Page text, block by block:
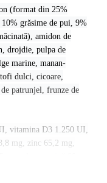
(format din 25%
grăsime de pui, 9%
amidon de
drojdie, pulpa de
marine, manan-
dulci, cicoare,
patrunjel, frunze de
vitamina D3 1.250 UI,
mg, zinc 65,2 mg,